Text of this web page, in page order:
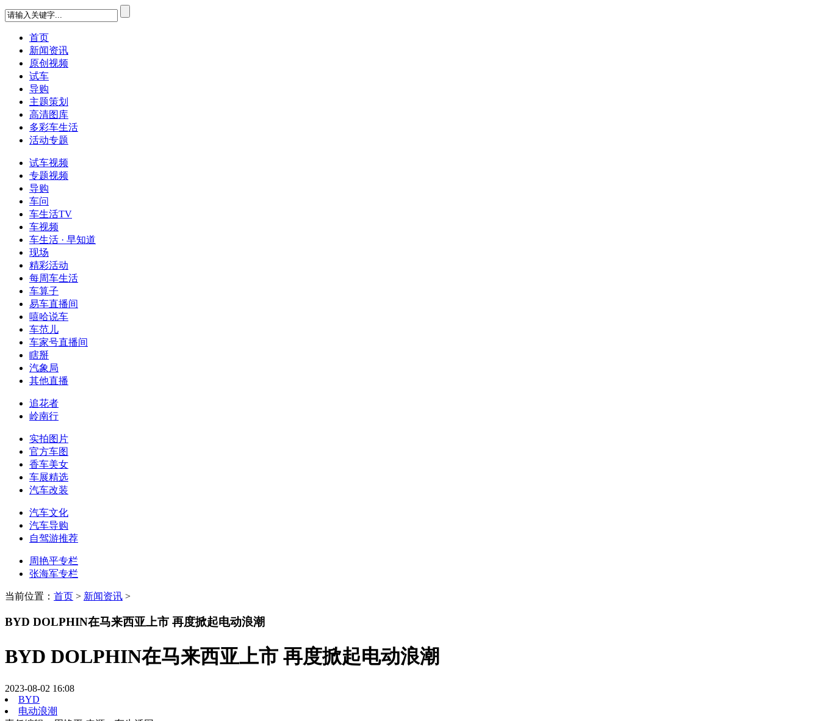
首页
新闻资讯
原创视频
试车
导购
主题策划
高清图库
多彩车生活
活动专题
试车视频
专题视频
导购
车问
车生活TV
车视频
车生活 · 早知道
现场
精彩活动
每周车生活
车算子
易车直播间
嘻哈说车
车范儿
车家号直播间
瞎掰
汽象局
其他直播
追花者
岭南行
实拍图片
官方车图
香车美女
车展精选
汽车改装
汽车文化
汽车导购
自驾游推荐
周艳平专栏
张海军专栏
当前位置： 首页 > 新闻资讯 >
BYD DOLPHIN在马来西亚上市 再度掀起电动浪潮
BYD DOLPHIN在马来西亚上市 再度掀起电动浪潮
2023-08-02 16:08
BYD
电动浪潮